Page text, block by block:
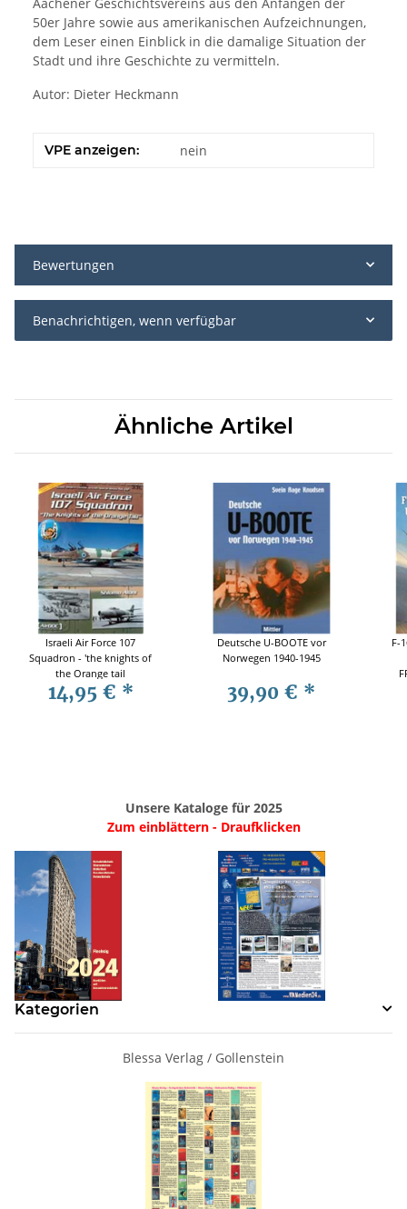
50er Jahre sowie aus amerikanischen Aufzeichnungen,
dem Leser einen Einblick in die damalige Situation der
Stadt und ihre Geschichte zu vermitteln.
Autor: Dieter Heckmann
VPE anzeigen: nein
Bewertungen
Benachrichtigen, wenn verfügbar
Ähnliche Artikel
Israeli Air Force 107
Squadron - 'the knights of
the Orange tail
14,95 € *
Deutsche U-BOOTE vor
Norwegen 1940-1945
39,90 € *
F-
Unsere Kataloge für 2025
Zum einblättern - Draufklicken
Kategorien
Blessa Verlag / Gollenstein